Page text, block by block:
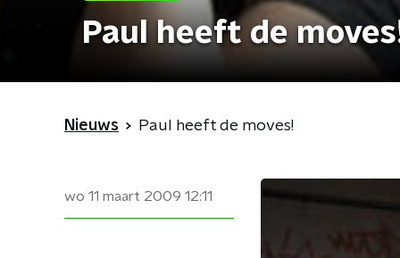
Paul heeft de
Nieuws Paul heeft de moves!
wo 11 maart 2009 12:11